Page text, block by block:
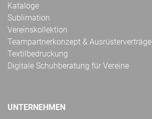
Kataloge
Sublimation
Vereinskollektion
Teampartnerkonzept & Ausrüsterverträge
Textilbedruckung
Digitale Schuhberatung für Vereine
UNTERNEHMEN